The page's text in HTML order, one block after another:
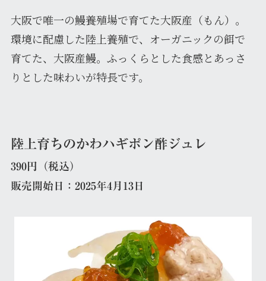
大阪で唯一の鰻養殖場で育てた大阪産（もん）。
環境に配慮した陸上養殖で、オーガニックの餌で
育てた、大阪産鰻。ふっくらとした食感とあっさ
りとした味わいが特長です。
陸上育ちのかわハギポン酢ジュレ
390円（税込）
販売開始日：2025年4月13日